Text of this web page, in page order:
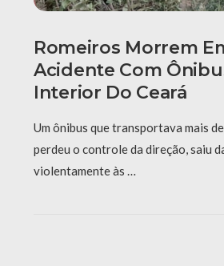
Romeiros Morrem
Acidente Com
Interior Do Ceará
Um ônibus que transportava mais
perdeu o controle da direção, saiu
violentamente às …